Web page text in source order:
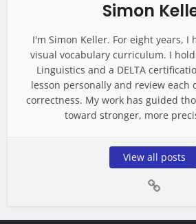
Simon
I'm Simon Keller. For eight years, I
visual vocabulary curriculum. I
Linguistics and a DELTA
lesson personally and review each
correctness. My work has guided
toward stronger, more
View all posts